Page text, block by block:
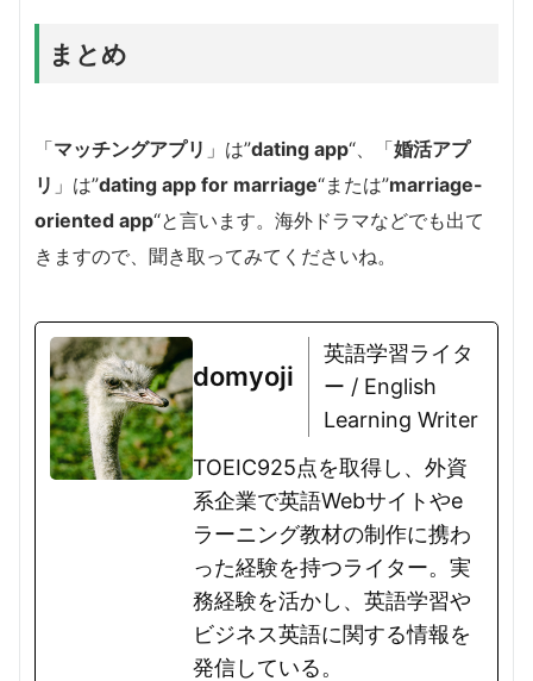
まとめ
「マッチングアプリ 」は”dating app“、「婚活アプ
リ 」は”dating app for marriage“または”marriage-
oriented app“と言います。海外ドラマなどでも出て
きますので、聞き取ってみてくださいね。
domyoji
英語学習ライタ
ー / English
Learning Writer
TOEIC925点を取得し、外資
系企業で英語Webサイトやe
ラーニング教材の制作に携わ
った経験を持つライター。実
務経験を活かし、英語学習や
ビジネス英語に関する情報を
発信している。